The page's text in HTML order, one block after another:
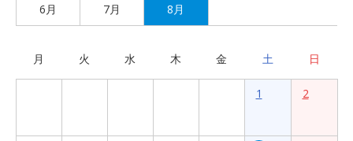
6月 7月 8月
月 火 水 木 金 土 日
1 2